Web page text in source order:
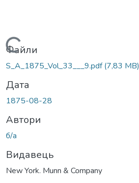
Вантажиться...
Файли
S_A_1875_Vol_33___9.pdf(7,83 MB)
Дата
1875-08-28
Автори
б/а
Видавець
New York. Munn & Company